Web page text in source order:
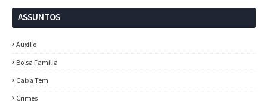
ASSUNTOS
Auxílio
Bolsa Família
Caixa Tem
Crimes